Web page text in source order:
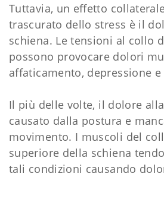
Tuttavia, un effetto
trascurato dello stress è il
schiena. Le tensioni al collo
possono provocare dolori
affaticamento, depressione
Il più delle volte, il dolore
causato dalla postura e
movimento. I muscoli del
superiore della schiena
tali condizioni causando